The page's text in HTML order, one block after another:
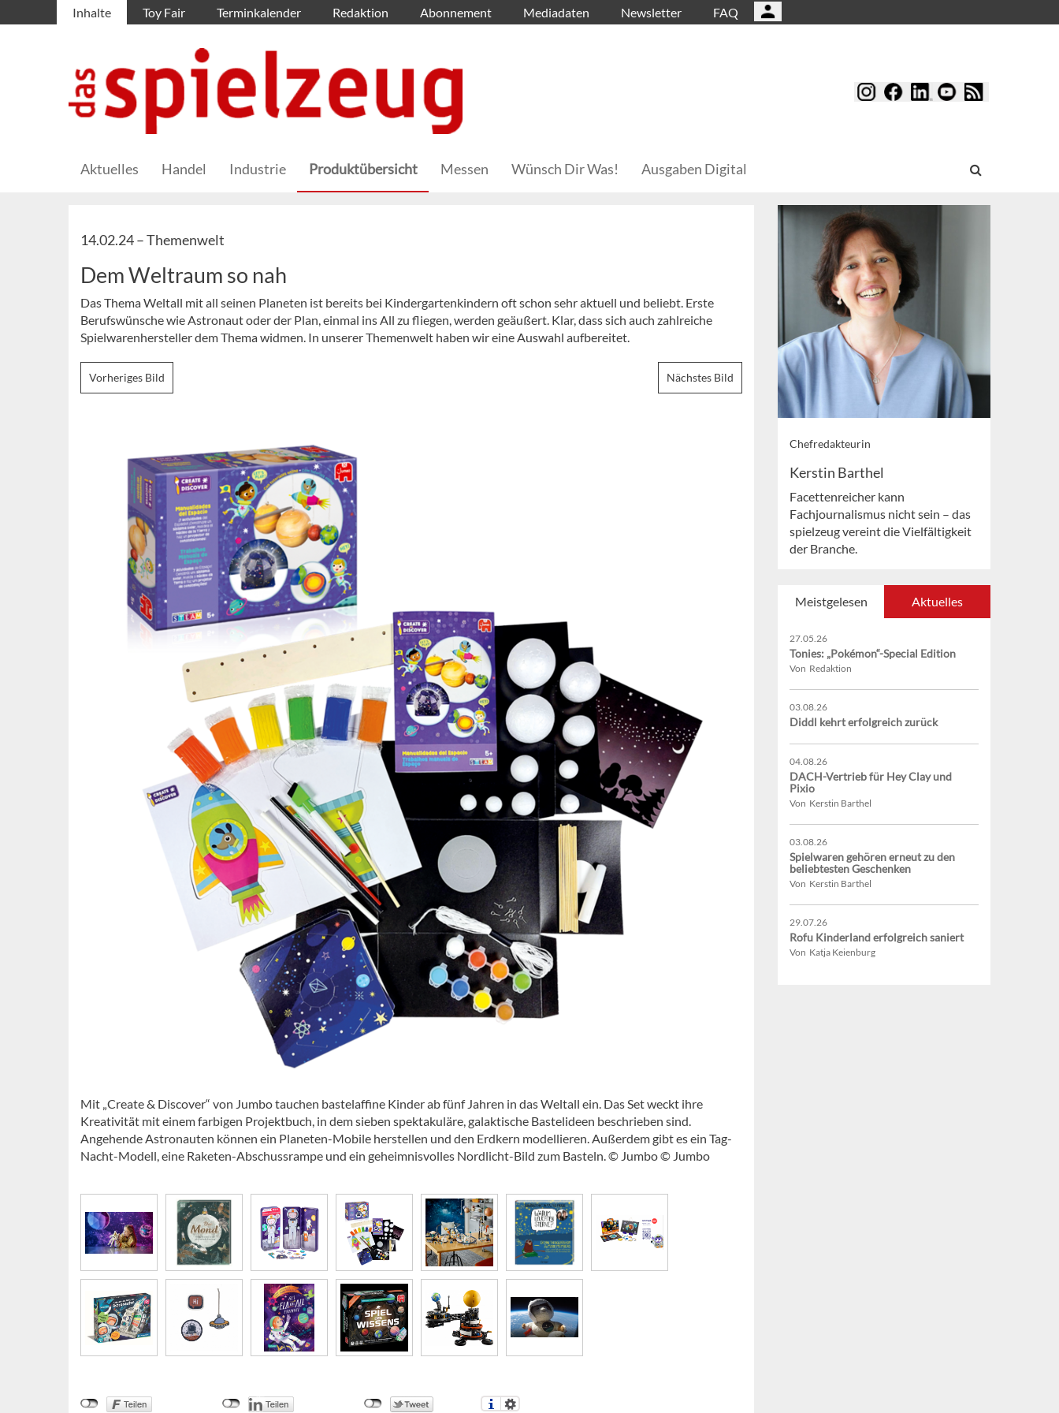
Inhalte Toy Fair Terminkalender Redaktion Abonnement Mediadaten Newsletter FAQ
Aktuelles Handel Industrie Produktübersicht Messen Wünsch Dir Was! Ausgaben Digital
14.02.24 –Themenwelt
Dem Weltraum so nah
Das Thema Weltall mit all seinen Planeten ist bereits bei Kindergartenkindern oft schon sehr aktuell und beliebt. Erste
Berufswünsche wie Astronaut oder der Plan, einmal ins All zu fliegen, werden geäußert. Klar, dass sich auch zahlreiche
Spielwarenhersteller dem Thema widmen. In unserer Themenwelt haben wir eine Auswahl aufbereitet.
Vorheriges Bild Nächstes Bild
Mit „Create & Discover“ von Jumbo tauchen bastelaffine Kinder ab fünf Jahren in das Weltall ein. Das Set weckt ihre
Kreativität mit einem farbigen Projektbuch, in dem sieben spektakuläre, galaktische Bastelideen beschrieben sind.
Angehende Astronauten können ein Planeten-Mobile herstellen und den Erdkern modellieren. Außerdem gibt es ein Tag-
Nacht-Modell, eine Raketen-Abschussrampe und ein geheimnisvolles Nordlicht-Bild zum Basteln. © Jumbo © Jumbo
Chefredakteurin
Kerstin Barthel
Facettenreicher kann
Fachjournalismus nicht sein – das
spielzeug vereint die Vielfältigkeit
der Branche.
Meistgelesen Aktuelles
27.05.26
Tonies: „Pokémon“-Special Edition
Von Redaktion
03.08.26
Diddl kehrt erfolgreich zurück
04.08.26
DACH-Vertrieb für Hey Clay und
Pixio
Von Kerstin Barthel
03.08.26
Spielwaren gehören erneut zu den
beliebtesten Geschenken
Von Kerstin Barthel
29.07.26
Rofu Kinderland erfolgreich saniert
Von Katja Keienburg